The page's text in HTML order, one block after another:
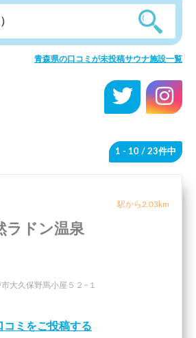
青森県の口コミが未投稿サウナ施設一覧
1 - 10 / 23件中
駅から2.03km
ラドン温泉
大久保野馬小屋５２−１
コミをご投稿する